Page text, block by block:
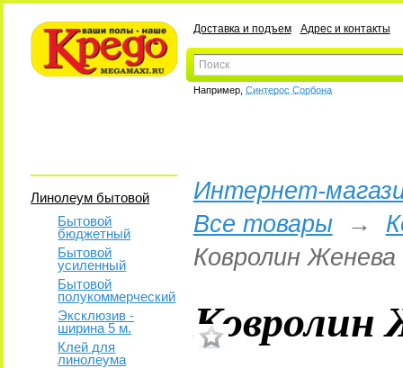
Доставка и подъем Адрес и контакты
Например, Синтерос Сорбона
Линолеум бытовой
Бытовой
бюджетный
Бытовой
усиленный
Бытовой
полукоммерческий
Эксклюзив -
ширина 5 м.
Клей для
линолеума
Интернет-
Все товары→
Ковролин Женева
Ковролин